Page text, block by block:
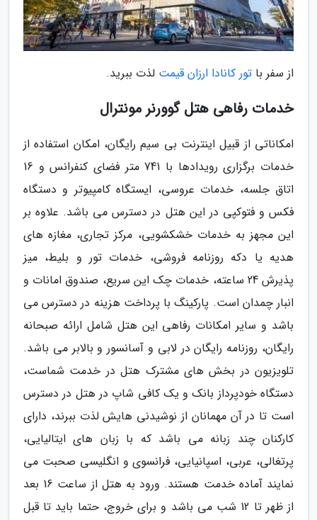
از سفر با تور کانادا ارزان قیمت لذت ببرید.
خدمات رفاهی هتل گوورنر مونترال
امکاناتی از قبیل اینترنت بی سیم رایگان، امکان استفاده از
خدمات برگزاری رویدادها با 741 متر فضای کنفرانس و 16
اتاق جلسه، خدمات عروسی، ایستگاه کامپیوتر و دستگاه
فکس و فتوکپی در این هتل در دسترس می باشد. علاوه بر
این مجهز به خدمات خشکشویی، مرکز تجاری، مغازه های
هدیه یا دکه روزنامه فروشی، خدمات تور و بلیط، میز
پذیرش 24 ساعته، خدمات چک این سریع، صندوق امانات و
انبار چمدان است. پارکینگ با پرداخت هزینه در دسترس می
باشد و سایر امکانات رفاهی این هتل شامل ارائه صبحانه
رایگان، روزنامه رایگان در لابی و آسانسور و بالابر می باشد.
تلویزیون در بخش های مشترک هتل در خدمت شماست،
دستگاه خودپرداز بانک و یک کافی شاپ در هتل در دسترس
است تا در آن مهمانان از نوشیدنی هایش لذت ببرند، دارای
کارکنان چند زبانه می باشد که با زبان های ایتالیایی،
پرتغالی، عربی، اسپانیایی، فرانسوی و انگلیسی صحبت می
نمایند آماده خدمت هستند. ورود به هتل از ساعت 16 بعد
از ظهر تا 12 شب می باشد و برای خروج، حتما باید تا قبل